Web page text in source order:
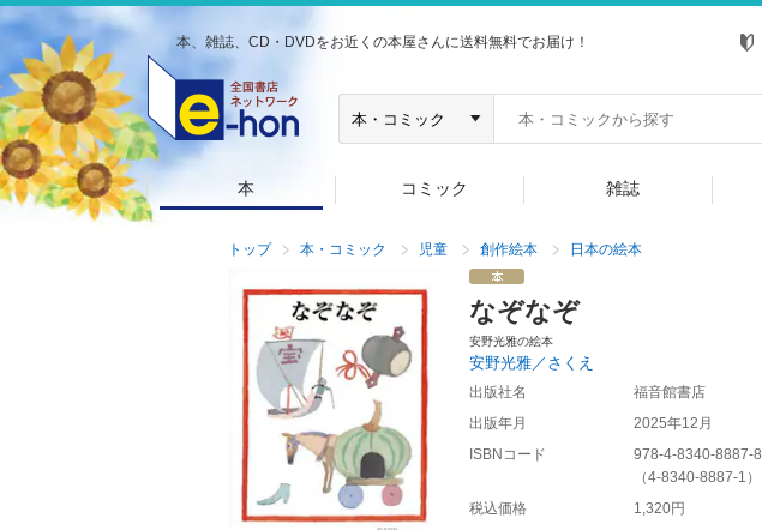
本、雑誌、CD・DVDをお近くの本屋さんに送料無料でお届け！
本 コミック 雑誌
トップ 本・コミック 児童 創作絵本 日本の絵本
なぞなぞ
安野光雅の絵本
安野光雅／さくえ
出版社名
福音館書店
出版年月
2025年12月
ISBNコード
978-4-8340-8887-8
（4-8340-8887-1 ）
税込価格
1,320円